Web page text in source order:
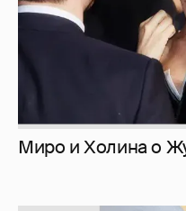
Миро и Холина о